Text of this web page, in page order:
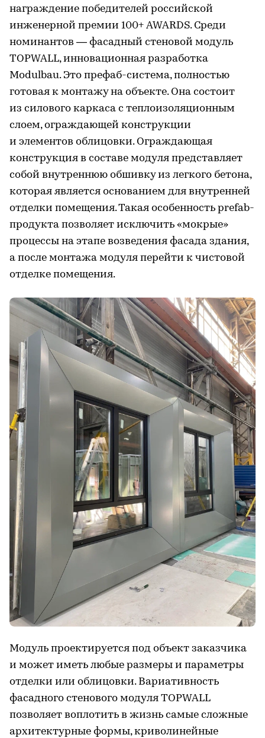
награждение победителей российской
инженерной премии 100+ AWARDS. Среди
номинантов — фасадный стеновой модуль
TOPWALL, инновационная разработка
Modulbau. Это префаб-система, полностью
готовая к монтажу на объекте. Она состоит
из силового каркаса с теплоизоляционным
слоем, ограждающей конструкции
и элементов облицовки. Ограждающая
конструкция в составе модуля представляет
собой внутреннюю обшивку из легкого бетона,
которая является основанием для внутренней
отделки помещения. Такая особенность prefab-
продукта позволяет исключить «мокрые»
процессы на этапе возведения фасада здания,
а после монтажа модуля перейти к чистовой
отделке помещения.
Модуль проектируется под объект заказчика
и может иметь любые размеры и параметры
отделки или облицовки. Вариативность
фасадного стенового модуля TOPWALL
позволяет воплотить в жизнь самые сложные
архитектурные формы, криволинейные